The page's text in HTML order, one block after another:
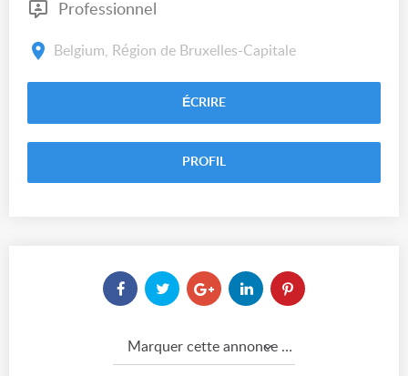
Professionnel
Belgium, Région de Bruxelles-Capitale
ÉCRIRE
PROFIL
Marquer cette annonce comme...